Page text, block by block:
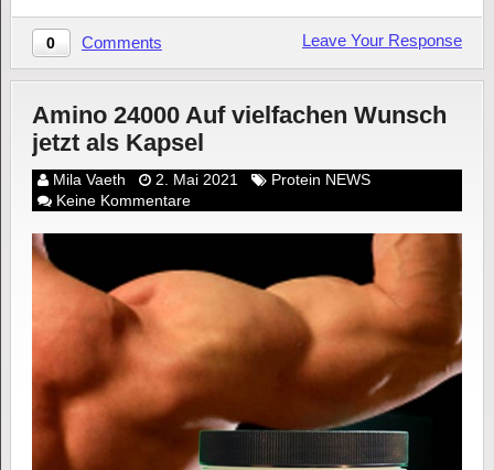
0 Comments Leave Your Response
Amino 24000 Auf vielfachen Wunsch
jetzt als Kapsel
Mila Vaeth 2. Mai 2021
Protein NEWS
Keine Kommentare